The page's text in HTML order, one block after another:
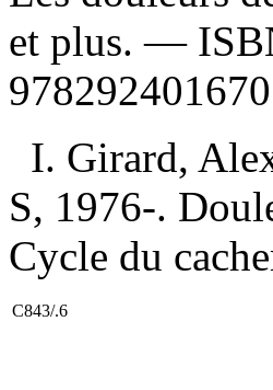
et plus. —
I. Girard,
S, 1976-.
Cycle du
C843/.6